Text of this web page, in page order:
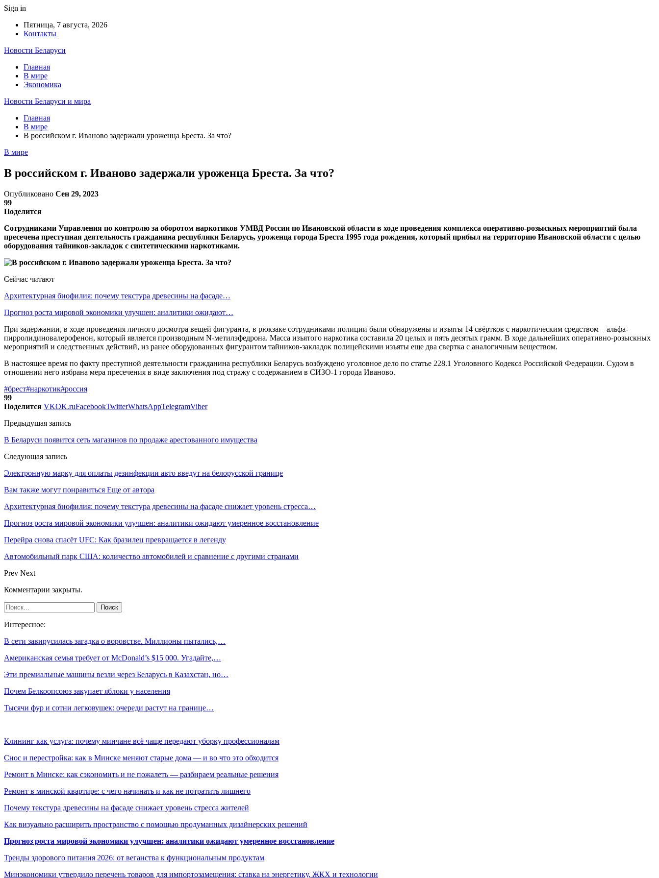
Sign in
Пятница, 7 августа, 2026
Контакты
Новости Беларуси
Главная
В мире
Экономика
Новости Беларуси и мира
Главная
В мире
В российском г. Иваново задержали уроженца Бреста. За что?
В мире
В российском г. Иваново задержали уроженца Бреста. За что?
Опубликовано Сен 29, 2023
99
Поделится
Сотрудниками Управления по контролю за оборотом наркотиков УМВД России по Ивановской области в ходе проведения комплекса оперативно-розыскных мероприятий была
пресечена преступная деятельность гражданина республики Беларусь, уроженца города Бреста 1995 года рождения, который прибыл на территорию Ивановской области с целью
оборудования тайников-закладок с синтетическими наркотиками.
Сейчас читают
Архитектурная биофилия: почему текстура древесины на фасаде…
Прогноз роста мировой экономики улучшен: аналитики ожидают…
При задержании, в ходе проведения личного досмотра вещей фигуранта, в рюкзаке сотрудниками полиции были обнаружены и изъяты 14 свёртков с наркотическим средством – альфа-
пирролидиновалерофенон, который является производным N-метилэфедрона. Масса изъятого наркотика составила 20 целых и пять десятых грамм. В ходе дальнейших оперативно-розыскных
мероприятий и следственных действий, из ранее оборудованных фигурантом тайников-закладок полицейскими изъяты еще два свертка с аналогичным веществом.
В настоящее время по факту преступной деятельности гражданина республики Беларусь возбуждено уголовное дело по статье 228.1 Уголовного Кодекса Российской Федерации. Судом в
отношении него избрана мера пресечения в виде заключения под стражу с содержанием в СИЗО-1 города Иваново.
#брест#наркотик#россия
99
Поделится VKOK.ruFacebookTwitterWhatsAppTelegramViber
Предыдущая запись
В Беларуси появится сеть магазинов по продаже арестованного имущества
Следующая запись
Электронную марку для оплаты дезинфекции авто введут на белорусской границе
Вам также могут понравиться Еще от автора
Архитектурная биофилия: почему текстура древесины на фасаде снижает уровень стресса…
Прогноз роста мировой экономики улучшен: аналитики ожидают умеренное восстановление
Перейра снова спасёт UFC: Как бразилец превращается в легенду
Автомобильный парк США: количество автомобилей и сравнение с другими странами
Prev Next
Комментарии закрыты.
Интересное:
В сети завирусилась загадка о воровстве. Миллионы пытались,…
Американская семья требует от McDonald’s $15 000. Угадайте,…
Эти премиальные машины везли через Беларусь в Казахстан, но…
Почем Белкоопсоюз закупает яблоки у населения
Тысячи фур и сотни легковушек: очереди растут на границе…
Клининг как услуга: почему минчане всё чаще передают уборку профессионалам
Снос и перестройка: как в Минске меняют старые дома — и во что это обходится
Ремонт в Минске: как сэкономить и не пожалеть — разбираем реальные решения
Ремонт в минской квартире: с чего начинать и как не потратить лишнего
Почему текстура древесины на фасаде снижает уровень стресса жителей
Как визуально расширить пространство с помощью продуманных дизайнерских решений
Прогноз роста мировой экономики улучшен: аналитики ожидают умеренное восстановление
Тренды здорового питания 2026: от веганства к функциональным продуктам
Минэкономики утвердило перечень товаров для импортозамещения: ставка на энергетику, ЖКХ и технологии